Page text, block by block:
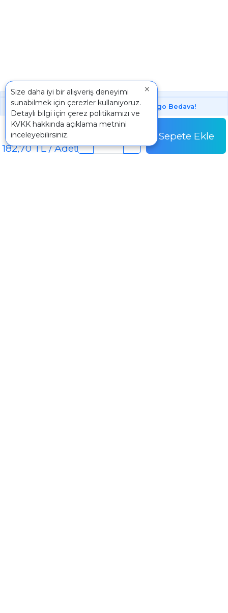
×
Size daha iyi bir alışveriş deneyimi
sunabilmek için çerezler kullanıyoruz.
Detaylı bilgi için çerez politikamızı ve
KVKK hakkında açıklama metnini
inceleyebilirsiniz.
1000 ₺ Üstünde Bu Üründe Kargo Bedava!
1.827,00 TL
Paket Fiyatı
182,70 TL / Adet
Paket
Sepete Ekle